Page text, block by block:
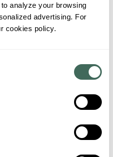
analyze your browsing
advertising. For
cookies policy.